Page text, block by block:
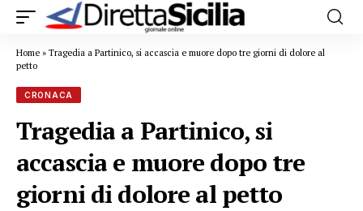
Home » Tragedia a Partinico, si accascia e muore dopo tre giorni di dolore al
petto
CRONACA
Tragedia a Partinico, si
accascia e muore dopo tre
giorni di dolore al petto